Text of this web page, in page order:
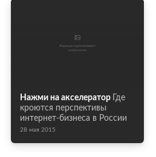
Нажми на акселератор Где
кроются перспективы
интернет-бизнеса в России
28 мая 2015